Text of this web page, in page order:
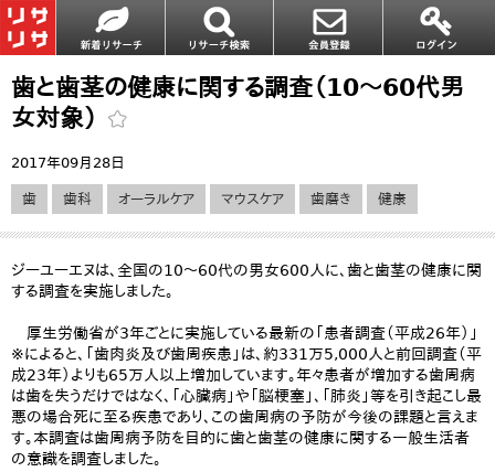
歯と歯茎の健康に関する調査（10～60代男
女対象）
2017年09月28日
歯 歯科 オーラルケア マウスケア 歯磨き 健康
ジーユーエヌは、全国の10～60代の男女600人に、歯と歯茎の健康に関
する調査を実施しました。
厚生労働省が3年ごとに実施している最新の「患者調査（平成26年）」
※によると、「歯肉炎及び歯周疾患」は、約331万5,000人と前回調査（平
成23年）よりも65万人以上増加しています。年々患者が増加する歯周病
は歯を失うだけではなく、「心臓病」や「脳梗塞」、「肺炎」等を引き起こし最
悪の場合死に至る疾患であり、この歯周病の予防が今後の課題と言えま
す。本調査は歯周病予防を目的に歯と歯茎の健康に関する一般生活者
の意識を調査しました。